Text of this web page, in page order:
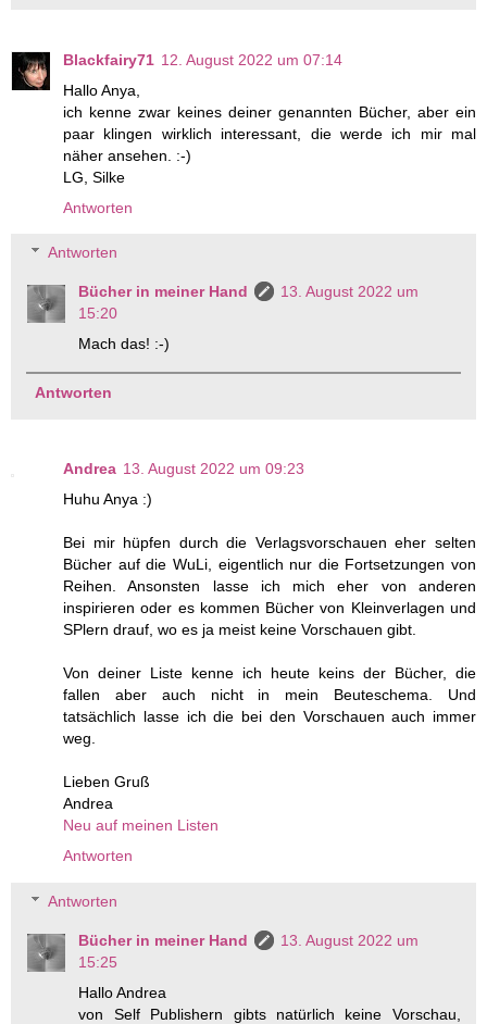
Blackfairy71 12. August 2022 um 07:14
Hallo Anya,
ich kenne zwar keines deiner genannten Bücher, aber ein
paar klingen wirklich interessant, die werde ich mir mal
näher ansehen. :-)
LG, Silke
Antworten
Antworten
Bücher in meiner Hand
13. August 2022 um
15:20
Mach das! :-)
Antworten
Andrea 13. August 2022 um 09:23
Huhu Anya :)
Bei mir hüpfen durch die Verlagsvorschauen eher selten
Bücher auf die WuLi, eigentlich nur die Fortsetzungen von
Reihen. Ansonsten lasse ich mich eher von anderen
inspirieren oder es kommen Bücher von Kleinverlagen und
SPlern drauf, wo es ja meist keine Vorschauen gibt.
Von deiner Liste kenne ich heute keins der Bücher, die
fallen aber auch nicht in mein Beuteschema. Und
tatsächlich lasse ich die bei den Vorschauen auch immer
weg.
Lieben Gruß
Andrea
Neu auf meinen Listen
Antworten
Antworten
Bücher in meiner Hand
13. August 2022 um
15:25
Hallo Andrea
von Self Publishern gibts natürlich keine Vorschau,